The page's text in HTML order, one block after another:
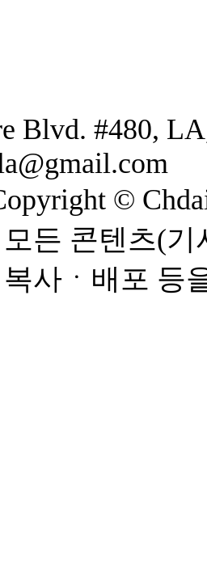
Blvd. #480,
©
든 콘텐츠(
사ㆍ배포 등